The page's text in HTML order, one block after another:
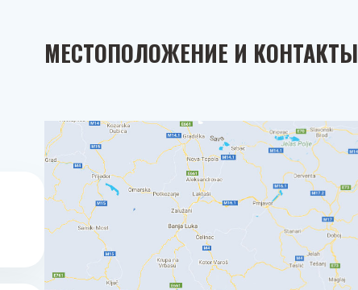
МЕСТОПОЛОЖЕНИЕ И КОНТАКТЫ